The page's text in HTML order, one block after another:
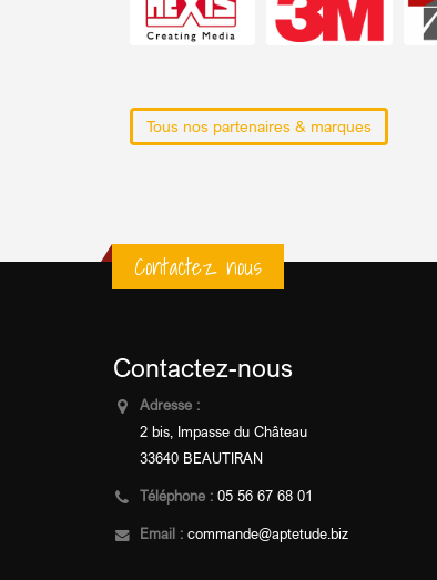
Tous nos partenaires & marques
Contactez nous
Contactez-nous
Adresse :
2 bis, Impasse du Château
33640 BEAUTIRAN
Téléphone : 05 56 67 68 01
Email : commande@aptetude.biz